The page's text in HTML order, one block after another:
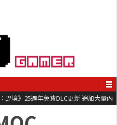
野境》25週年免費DLC更新 追加大量內
扣